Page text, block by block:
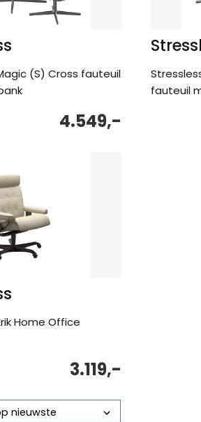
(S) Cross fauteuil
4.549,-
fauteuil
Home Office
3.119,-